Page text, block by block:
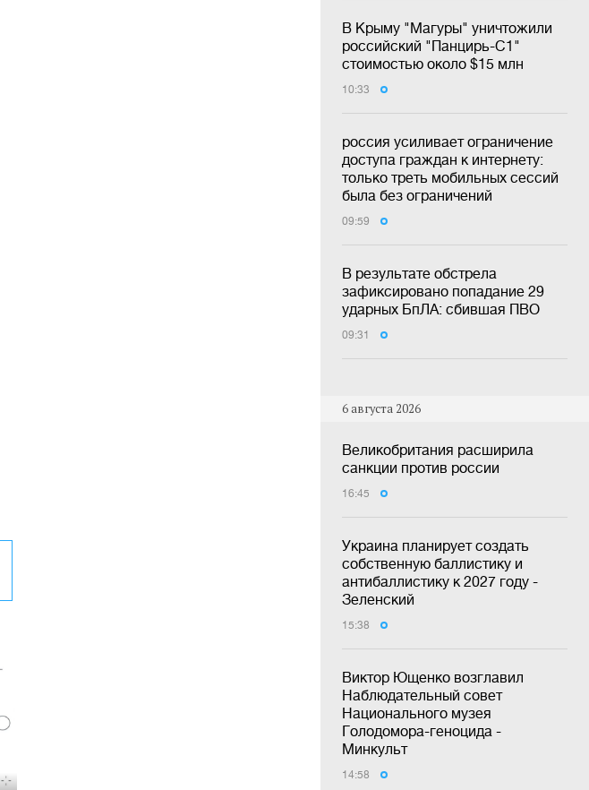
В Крыму "Магуры" уничтожили
российский "Панцирь-С1"
стоимостью около $15 млн
10:33
россия усиливает ограничение
доступа граждан к интернету:
только треть мобильных сессий
была без ограничений
09:59
В результате обстрела
зафиксировано попадание 29
ударных БпЛА: сбившая ПВО
09:31
6 августа 2026
Великобритания расширила
санкции против россии
16:45
Украина планирует создать
собственную баллистику и
антибаллистику к 2027 году -
Зеленский
15:38
Виктор Ющенко возглавил
Наблюдательный совет
Национального музея
Голодомора-геноцида -
Минкульт
14:58